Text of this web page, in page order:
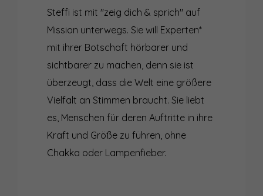
Steffi ist mit "zeig dich & sprich" auf
Mission unterwegs. Sie will Experten*
mit ihrer Botschaft hörbarer und
sichtbarer zu machen, denn sie ist
überzeugt, dass die Welt eine größere
Vielfalt an Stimmen braucht. Sie liebt
es, Menschen für deren Auftritte in ihre
Kraft und Größe zu führen, ohne
Chakka oder Lampenfieber.